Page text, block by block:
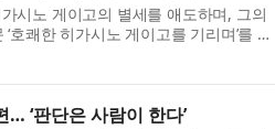
시노 게이고의 별세를 애도하며, 그의
쾌한 히가시노 게이고를 기리며’를 공
리말로 옮기며 거장의 ...
‘판단은 사람이 한다’